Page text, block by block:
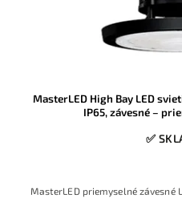
MasterLED High Bay LED
IP65, závesné –
✅
MasterLED priemyselné závesné